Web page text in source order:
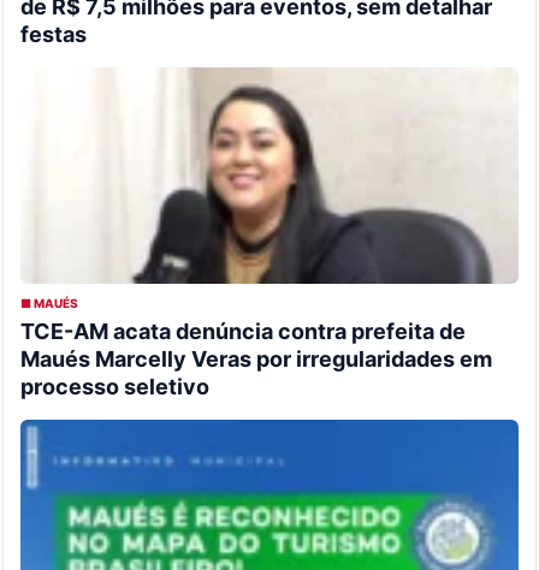
de R$ 7,5 milhões para eventos, sem detalhar
festas
■ MAUÉS
TCE-AM acata denúncia contra prefeita de
Maués Marcelly Veras por irregularidades em
processo seletivo